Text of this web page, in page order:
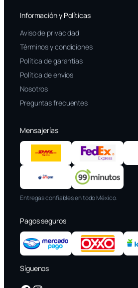
Información y Políticas
Aviso de privacidad
Términos y condiciones
Política de garantías
Política de envíos
Nosotros
Preguntas frecuentes
Mensajerías
Entregas confiables en todo México.
Pagos seguros
Síguenos